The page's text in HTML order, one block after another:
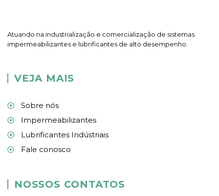
Atuando na industrialização e comercialização de sistemas
impermeabilizantes e lubrificantes de alto desempenho.
VEJA MAIS
Sobre nós
Impermeabilizantes
Lubrificantes Indústriais
Fale conosco
NOSSOS CONTATOS